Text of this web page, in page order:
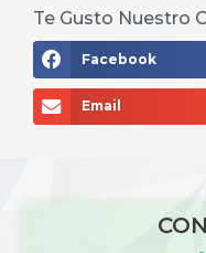
Te Gusto Nuestro
Facebook
Email